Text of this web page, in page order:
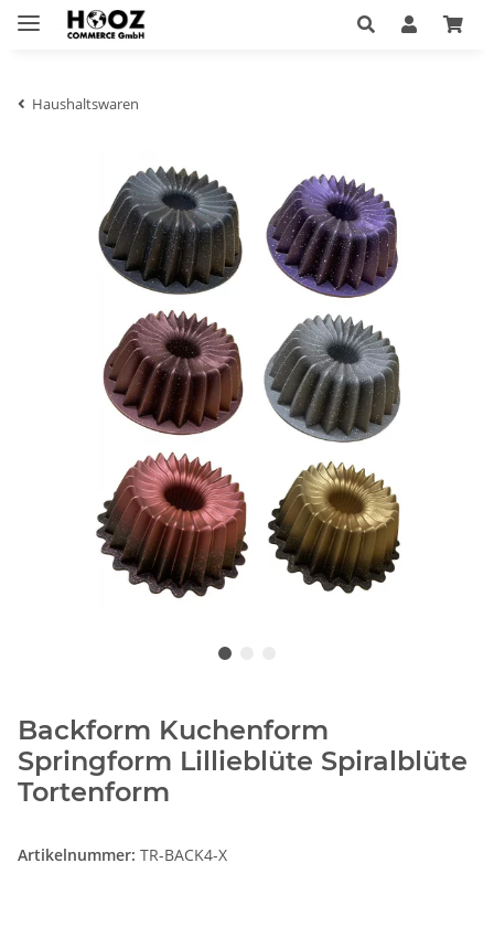
Haushaltswaren
Backform Kuchenform
Springform Lillieblüte Spiralblüte
Tortenform
Artikelnummer: TR-BACK4-X